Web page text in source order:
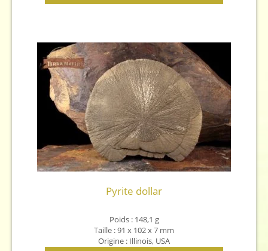
Pyrite dollar
Poids : 148,1 g
Taille : 91 x 102 x 7 mm
Origine : Illinois, USA